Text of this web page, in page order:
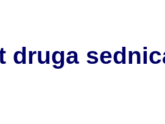
druga